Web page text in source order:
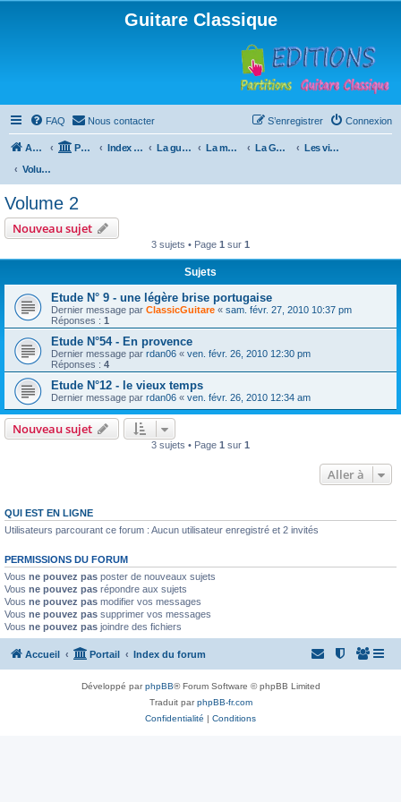
Guitare Classique
FAQ Nous contacter Connexion
S’enregistrer
Accueil Portail Index du forum La guitare : instrument, cours et théorie La méthode à Paulo La Guitare, Paulo da Fontoura
Les vidéos de la méthode
Volume 2
Volume 2
Nouveau sujet
3 sujets • Page 1 sur 1
Sujets
Etude N° 9 - une légère brise portugaise
Dernier message par ClassicGuitare « sam. févr. 27, 2010 10:37 pm
Réponses : 1
Etude N°54 - En provence
Dernier message par rdan06 « ven. févr. 26, 2010 12:30 pm
Réponses : 4
Etude N°12 - le vieux temps
Dernier message par rdan06 « ven. févr. 26, 2010 12:34 am
Nouveau sujet
3 sujets • Page 1 sur 1
Aller à
QUI EST EN LIGNE
Utilisateurs parcourant ce forum : Aucun utilisateur enregistré et 2 invités
PERMISSIONS DU FORUM
Vous ne pouvez pas poster de nouveaux sujets
Vous ne pouvez pas répondre aux sujets
Vous ne pouvez pas modifier vos messages
Vous ne pouvez pas supprimer vos messages
Vous ne pouvez pas joindre des fichiers
Accueil Portail Index du forum
Développé parphpBB® Forum Software © phpBB Limited
Traduit parphpBB-fr.com
Confidentialité | Conditions